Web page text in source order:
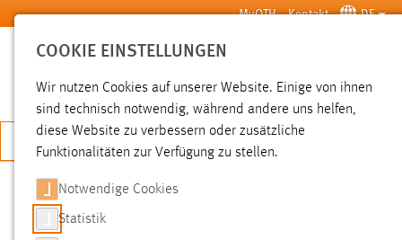
Zum Hauptinhalt springen MyOTH Kontakt DE
SUCHE
JETZT BEWERBEN
SUCHE
COOKIE EINSTELLUNGEN
Wir nutzen Cookies auf unserer Website. Einige von ihnen
sind technisch notwendig, während andere uns helfen,
diese Website zu verbessern oder zusätzliche
Funktionalitäten zur Verfügung zu stellen.
Notwendige Cookies
Statistik